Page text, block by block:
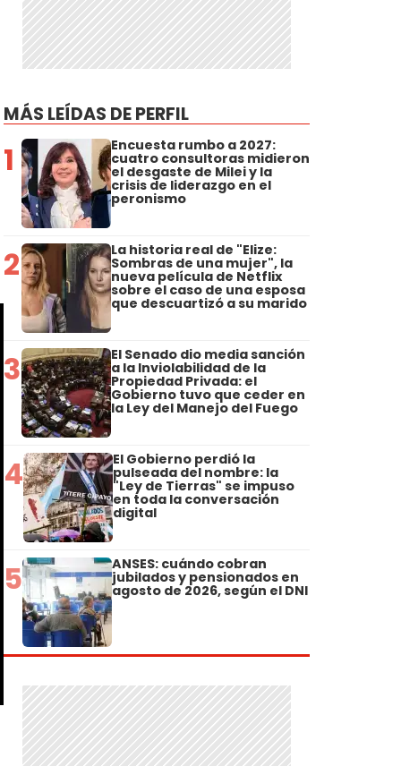
MÁS LEÍDAS DE PERFIL
1 Encuesta rumbo a 2027:
cuatro consultoras midieron
el desgaste de Milei y la
crisis de liderazgo en el
peronismo
2 La historia real de "Elize:
Sombras de una mujer", la
nueva película de Netflix
sobre el caso de una esposa
que descuartizó a su marido
3 El Senado dio media sanción
a la Inviolabilidad de la
Propiedad Privada: el
Gobierno tuvo que ceder en
la Ley del Manejo del Fuego
4 El Gobierno perdió la
pulseada del nombre: la
"Ley de Tierras" se impuso
en toda la conversación
digital
5 ANSES: cuándo cobran
jubilados y pensionados en
agosto de 2026, según el DNI